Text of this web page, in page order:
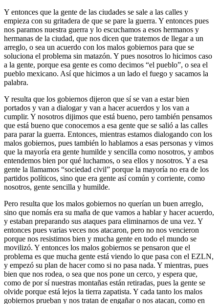
Y entonces que la gente de las ciudades se sale a las calles y
empieza con su gritadera de que se pare la guerra. Y entonces pues
nos paramos nuestra guerra y lo escuchamos a esos hermanos y
hermanas de la ciudad, que nos dicen que tratemos de llegar a un
arreglo, o sea un acuerdo con los malos gobiernos para que se
soluciona el problema sin matazón. Y pues nosotros lo hicimos caso
a la gente, porque esa gente es como decimos “el pueblo”, o sea el
pueblo mexicano. Así que hicimos a un lado el fuego y sacamos la
palabra.
Y resulta que los gobiernos dijeron que sí se van a estar bien
portados y van a dialogar y van a hacer acuerdos y los van a
cumplir. Y nosotros dijimos que está bueno, pero también pensamos
que está bueno que conocemos a esa gente que se salió a las calles
para parar la guerra. Entonces, mientras estamos dialogando con los
malos gobiernos, pues también lo hablamos a esas personas y vimos
que la mayoría era gente humilde y sencilla como nosotros, y ambos
entendemos bien por qué luchamos, o sea ellos y nosotros. Y a esa
gente la llamamos “sociedad civil” porque la mayoría no era de los
partidos políticos, sino que era gente así común y corriente, como
nosotros, gente sencilla y humilde.
Pero resulta que los malos gobiernos no querían un buen arreglo,
sino que nomás era su maña de que vamos a hablar y hacer acuerdo,
y estaban preparando sus ataques para eliminarnos de una vez. Y
entonces pues varias veces nos atacaron, pero no nos vencieron
porque nos resistimos bien y mucha gente en todo el mundo se
movilizó. Y entonces los malos gobiernos se pensaron que el
problema es que mucha gente está viendo lo que pasa con el EZLN,
y empezó su plan de hacer como si no pasa nada. Y mientras, pues
bien que nos rodea, o sea que nos pone un cerco, y espera que,
como de por sí nuestras montañas están retiradas, pues la gente se
olvide porque está lejos la tierra zapatista. Y cada tanto los malos
gobiernos prueban y nos tratan de engañar o nos atacan, como en